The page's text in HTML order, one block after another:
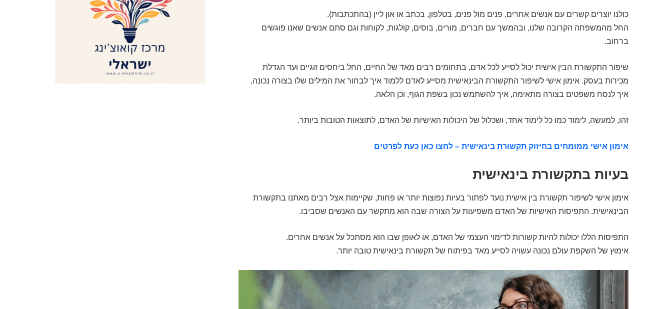
כולנו יוצרים קשרים עם אנשים אחרים, פנים מול פנים, בטלפון, בכתב או און ליין (בהתכתבות).
החל מהמשפחה הקרובה שלנו, ובהמשך עם חברים, מורים, בוסים, קולגות, לקוחות וגם סתם אנשים שאנו פוגשים
ברחוב.
שיפור התקשורת הבין אישית יכול לסייע לכל אדם, בתחומים רבים מאד של החיים, החל ביחסים זוגיים ועד הגדלת
מכירות בעסק. אימון אישי לשיפור התקשורת הבינאישית מסייע לאדם ללמוד איך לבחור את המילים שלו בצורה נכונה,
איך לנסח משפטים בצורה מתאימה, איך להשתמש נכון בשפת הגוף, וכן הלאה.
זהו, למעשה, לימוד כמו כל לימוד אחד, ושכלול של היכולות האישיות של האדם, לתוצאות הטובות ביותר.
אימון אישי ממומחים בחיזוק תקשורת בינאישית – לחצו כאן כעת לפרטים
בעיות בתקשורת בינאישית
אימון אישי לשיפור תקשורת בין אישית נועד לפתור בעיות נפוצות יותר או פחות, שקיימות אצל רבים מאתנו בתקשורת
הבינאישית. התפיסות האישיות של האדם משפיעות על הצורה שבה הוא מתקשר עם האנשים שסביבו.
התפיסות הללו יכולות להיות קשורות לדימוי העצמי של האדם, או לאופן שבו הוא מסתכל על אנשים אחרים.
אימוץ של השקפת עולם נכונה עשויה לסייע מאד בפיתוח של תקשורת בינאישית טובה יותר.